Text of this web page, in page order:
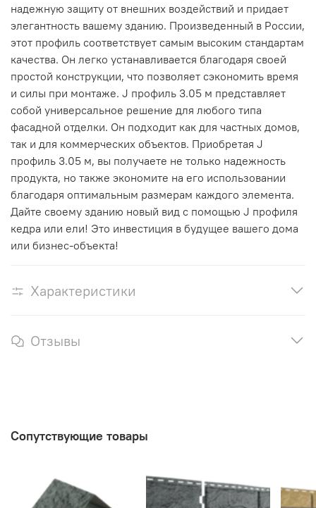
надежную защиту от внешних воздействий и придает
элегантность вашему зданию. Произведенный в России,
этот профиль соответствует самым высоким стандартам
качества. Он легко устанавливается благодаря своей
простой конструкции, что позволяет сэкономить время
и силы при монтаже. J профиль 3.05 м представляет
собой универсальное решение для любого типа
фасадной отделки. Он подходит как для частных домов,
так и для коммерческих объектов. Приобретая J
профиль 3.05 м, вы получаете не только надежность
продукта, но также экономите на его использовании
благодаря оптимальным размерам каждого элемента.
Дайте своему зданию новый вид с помощью J профиля
кедра или ели! Это инвестиция в будущее вашего дома
или бизнес-объекта!
Характеристики
Отзывы
Сопутствующие товары